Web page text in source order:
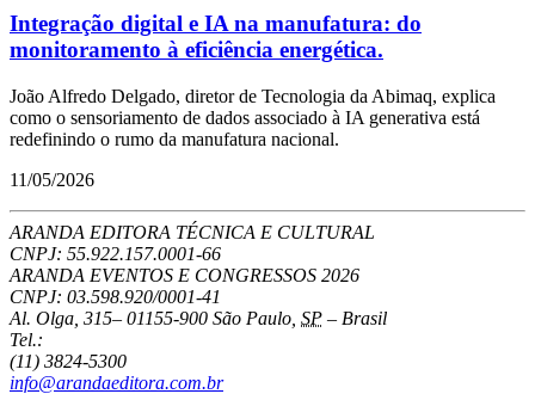
Integração digital e IA na manufatura: do
monitoramento à eficiência energética.
João Alfredo Delgado, diretor de Tecnologia da Abimaq, explica
como o sensoriamento de dados associado à IA generativa está
redefinindo o rumo da manufatura nacional.
11/05/2026
ARANDA EDITORA TÉCNICA E CULTURAL
CNPJ: 55.922.157.0001-66
ARANDA EVENTOS E CONGRESSOS 2026
CNPJ: 03.598.920/0001-41
Al. Olga, 315– 01155-900 São Paulo SP – Brasil
Tel.:
(11) 3824-5300
info@arandaeditora.com.br